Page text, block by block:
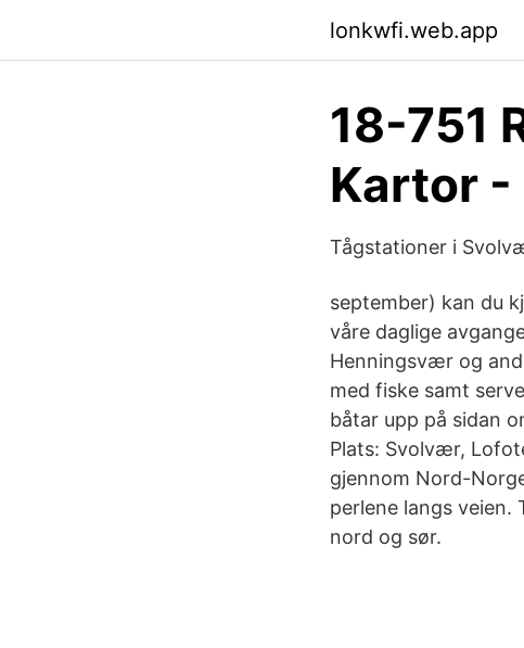
lonkwfi.web.app
18-751
Kartor -
Tågstationer i
september) kan du
våre daglige
Henningsvær og
med fiske samt
båtar upp på sidan
Plats: Svolvær,
gjennom Nord-
perlene langs
nord og sør.